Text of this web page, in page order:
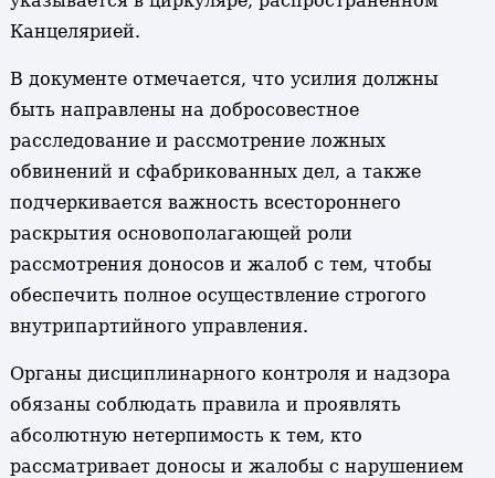
Канцелярией.
В документе отмечается, что усилия должны
быть направлены на добросовестное
расследование и рассмотрение ложных
обвинений и сфабрикованных дел, а также
подчеркивается важность всестороннего
раскрытия основополагающей роли
рассмотрения доносов и жалоб с тем, чтобы
обеспечить полное осуществление строгого
внутрипартийного управления.
Органы дисциплинарного контроля и надзора
обязаны соблюдать правила и проявлять
абсолютную нетерпимость к тем, кто
рассматривает доносы и жалобы с нарушением